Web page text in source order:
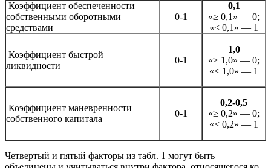
Коэффициент обеспеченности
собственными оборотными
средствами
0-1
0,1
«≥ 0,1» — 0;
«< 0,1» — 1
Коэффициент быстрой
ликвидности
0-1
1,0
«≥ 1,0» — 0;
«< 1,0» — 1
Коэффициент маневренности
собственного капитала
0-1
0,2-0,5
«≥ 0,2» — 0;
«< 0,2» — 1
Четвертый и пятый факторы из табл. 1 могут быть